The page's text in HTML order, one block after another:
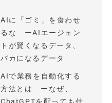
AIに「ゴミ」を食わせ
るな ーAIエージェン
トが賢くなるデータ、
バカになるデータ
AIで業務を自動化する
方法とは ーなぜ、